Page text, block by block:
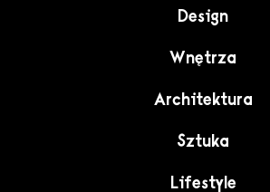
Design
Wnętrza
Architektura
Sztuka
Lifestyle